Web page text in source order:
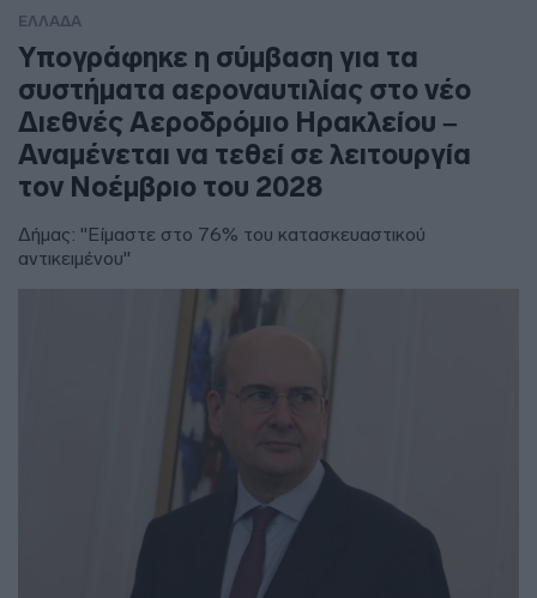
ΕΛΛΑΔΑ
Υπογράφηκε η σύμβαση για τα
συστήματα αεροναυτιλίας στο νέο
Διεθνές Αεροδρόμιο Ηρακλείου –
Αναμένεται να τεθεί σε λειτουργία
τον Νοέμβριο του 2028
Δήμας: "Είμαστε στο 76% του κατασκευαστικού
αντικειμένου"